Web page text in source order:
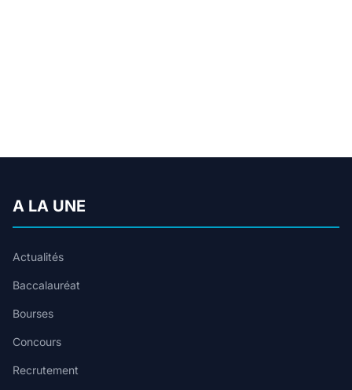
A LA UNE
Actualités
Baccalauréat
Bourses
Concours
Recrutement